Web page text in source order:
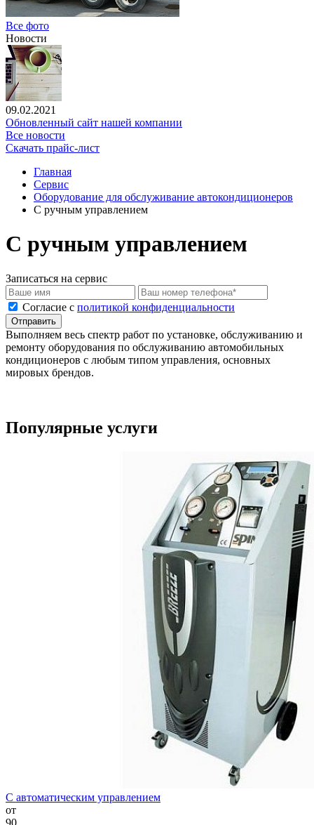
Все фото
Новости
09.02.2021
Обновленный сайт нашей компании
Все новости
Скачать прайс-лист
Главная
Сервис
Оборудование для обслуживание автокондиционеров
С ручным управлением
С ручным управлением
Записаться на сервис
Cогласие с политикой конфиденциальности
Отправить
Выполняем весь спектр работ по установке, обслуживанию и
ремонту оборудования по обслуживанию автомобильных
кондиционеров с любым типом управления, основных
мировых брендов.
Популярные услуги
С автоматическим управлением
от
90